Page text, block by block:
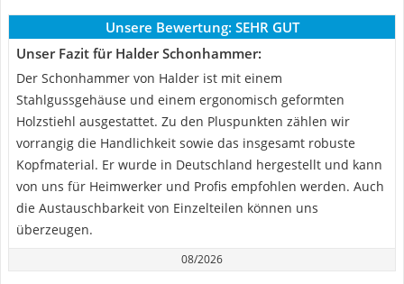
Unsere Bewertung: SEHR GUT
Unser Fazit für Halder Schonhammer:
Der Schonhammer von Halder ist mit einem
Stahlgussgehäuse und einem ergonomisch geformten
Holzstiehl ausgestattet. Zu den Pluspunkten zählen wir
vorrangig die Handlichkeit sowie das insgesamt robuste
Kopfmaterial. Er wurde in Deutschland hergestellt und kann
von uns für Heimwerker und Profis empfohlen werden. Auch
die Austauschbarkeit von Einzelteilen können uns
überzeugen.
08/2026